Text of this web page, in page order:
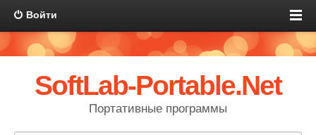
Войти
SoftLab-Portable.Net
Портативные программы